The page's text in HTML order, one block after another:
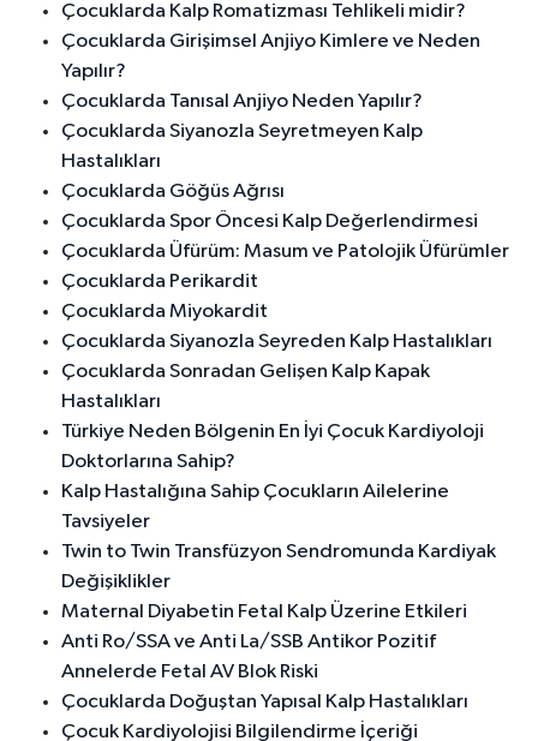
Çocuklarda Kalp Romatizması Tehlikeli midir?
Çocuklarda Girişimsel Anjiyo Kimlere ve Neden
Yapılır?
Çocuklarda Tanısal Anjiyo Neden Yapılır?
Çocuklarda Siyanozla Seyretmeyen Kalp
Hastalıkları
Çocuklarda Göğüs Ağrısı
Çocuklarda Spor Öncesi Kalp Değerlendirmesi
Çocuklarda Üfürüm: Masum ve Patolojik Üfürümler
Çocuklarda Perikardit
Çocuklarda Miyokardit
Çocuklarda Siyanozla Seyreden Kalp Hastalıkları
Çocuklarda Sonradan Gelişen Kalp Kapak
Hastalıkları
Türkiye Neden Bölgenin En İyi Çocuk Kardiyoloji
Doktorlarına Sahip?
Kalp Hastalığına Sahip Çocukların Ailelerine
Tavsiyeler
Twin to Twin Transfüzyon Sendromunda Kardiyak
Değişiklikler
Maternal Diyabetin Fetal Kalp Üzerine Etkileri
Anti Ro/SSA ve Anti La/SSB Antikor Pozitif
Annelerde Fetal AV Blok Riski
Çocuklarda Doğuştan Yapısal Kalp Hastalıkları
Çocuk Kardiyolojisi Bilgilendirme İçeriği